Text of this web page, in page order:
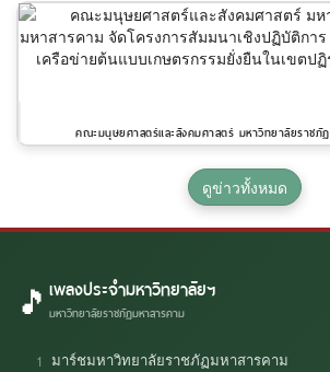
คณะมนุษยศาสตร์และสังคมศาสตร์ มหาวิทยาลัยราชภั
ดูข่าวทั้งหมด
🎵 เพลงประจำมหาวิทยาลัยฯ
มหาวิทยาลัยราชภัฏมหาสารคาม
1 มาร์ชมหาวิทยาลัยราชภัฏมหาสารคาม